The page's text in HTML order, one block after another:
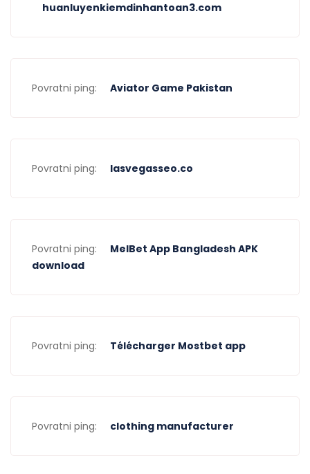
huanluyenkiemdinhantoan3.com
Povratni ping: Aviator Game Pakistan
Povratni ping: lasvegasseo.co
Povratni ping:
MelBet App Bangladesh APK
download
Povratni ping: Télécharger Mostbet app
Povratni ping: clothing manufacturer